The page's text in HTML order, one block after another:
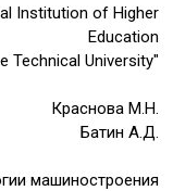
Institution of Higher
Education
Technical University"
Краснова М.Н.
Батин А.Д.
машиностроения